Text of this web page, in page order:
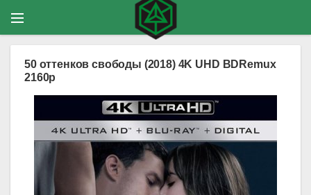
50 оттенков свободы (2018) 4K UHD BDRemux
2160p